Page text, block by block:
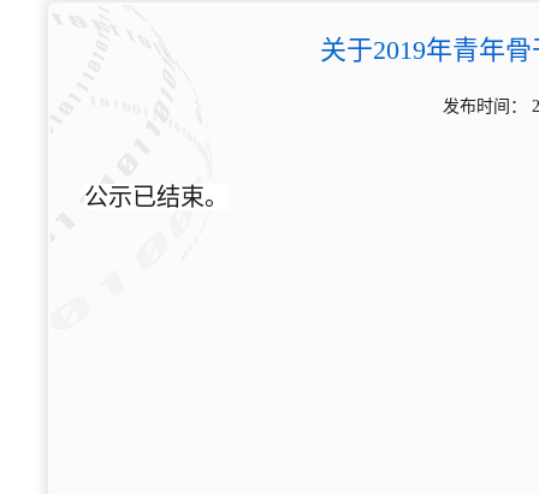
关于2019年青年
发布时间：
公示已结束。